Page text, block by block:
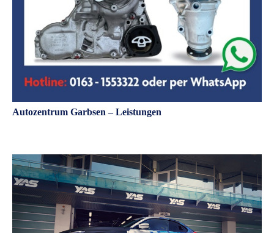
Autozentrum Garbsen – Leistungen